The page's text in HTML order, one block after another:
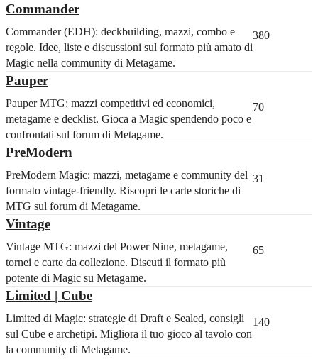
Commander
Commander (EDH): deckbuilding, mazzi, combo e
regole. Idee, liste e discussioni sul formato più amato di
Magic nella community di Metagame.
380
Pauper
Pauper MTG: mazzi competitivi ed economici,
metagame e decklist. Gioca a Magic spendendo poco e
confrontati sul forum di Metagame.
70
PreModern
PreModern Magic: mazzi, metagame e community del
formato vintage-friendly. Riscopri le carte storiche di
MTG sul forum di Metagame.
31
Vintage
Vintage MTG: mazzi del Power Nine, metagame,
tornei e carte da collezione. Discuti il formato più
potente di Magic su Metagame.
65
Limited | Cube
Limited di Magic: strategie di Draft e Sealed, consigli
sul Cube e archetipi. Migliora il tuo gioco al tavolo con
la community di Metagame.
140